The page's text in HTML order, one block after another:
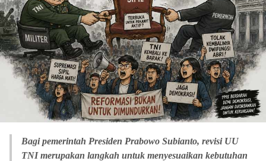
Bagi pemerintah Presiden Prabowo Subianto, revisi UU
TNI merupakan langkah untuk menyesuaikan kebutuhan